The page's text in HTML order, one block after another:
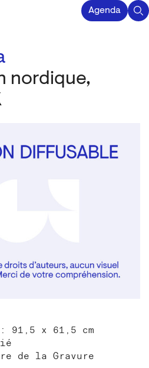
Agenda
nordique,
91,5 x 61,5 cm
de la Gravure